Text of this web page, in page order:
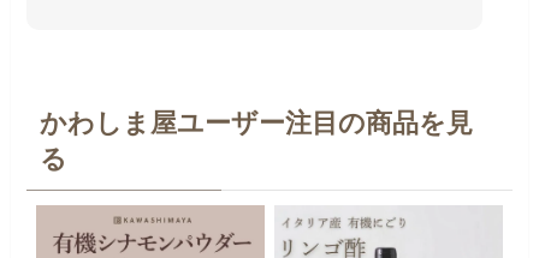
かわしま屋ユーザー注目の商品を見
る